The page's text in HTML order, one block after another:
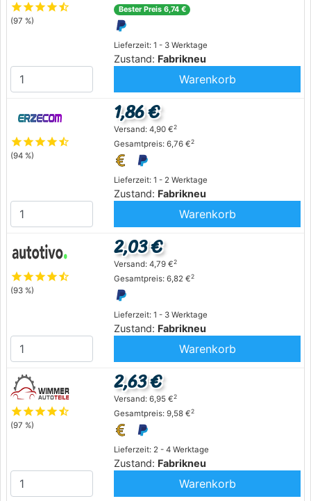
starstarstarstarstar_half
(97 %)
Lieferzeit: 1 - 3 Werktage
Zustand: Fabrikneu
Bester Preis 6,74 €
Warenkorb
starstarstarstarstar_half
(94 %)
Lieferzeit: 1 - 2 Werktage
Zustand: Fabrikneu
1,86 €
Versand: 4,90 €2
Gesamtpreis: 6,76 €2
Warenkorb
starstarstarstarstar_half
(93 %)
Lieferzeit: 1 - 3 Werktage
Zustand: Fabrikneu
2,03 €
Versand: 4,79 €2
Gesamtpreis: 6,82 €2
Warenkorb
starstarstarstarstar_half
(97 %)
Lieferzeit: 2 - 4 Werktage
Zustand: Fabrikneu
2,63 €
Versand: 6,95 €2
Gesamtpreis: 9,58 €2
Warenkorb